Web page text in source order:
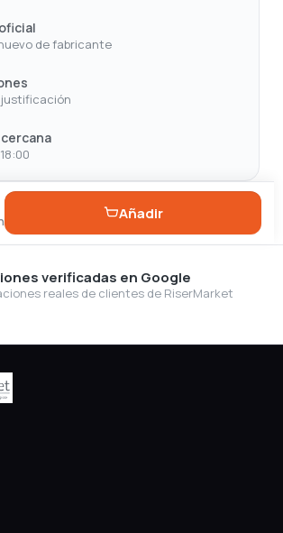
de fabricante
justificación
Añadir
verificadas en Google
reales de clientes de RiserMarket